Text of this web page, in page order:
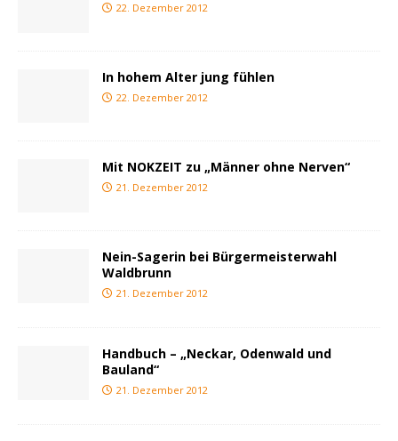
22. Dezember 2012
In hohem Alter jung fühlen
22. Dezember 2012
Mit NOKZEIT zu „Männer ohne Nerven“
21. Dezember 2012
Nein-Sagerin bei Bürgermeisterwahl
Waldbrunn
21. Dezember 2012
Handbuch – „Neckar, Odenwald und
Bauland“
21. Dezember 2012